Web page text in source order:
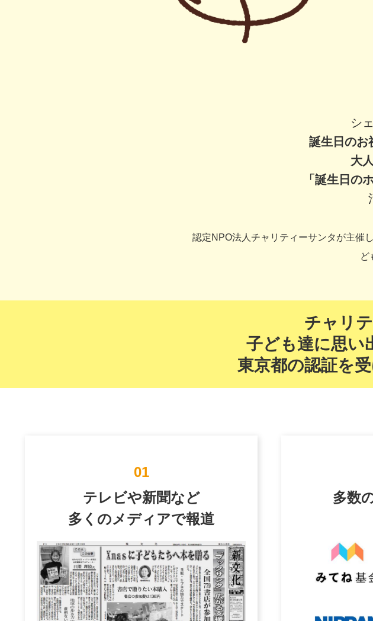
シ
誕生日のお
大
「誕生日の
認定NPO法人チャリティーサンタが主催し
ど
チャリ
子ども達に思い
東京都の認証を
01
テレビや新聞など
多くのメディアで報道
多数